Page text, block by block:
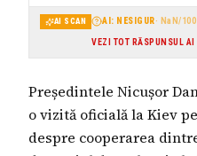
AI SCAN AI: NESIGUR· NaN/
VEZI TOT RĂSPUNSUL AI
Președintele Nicușor
o vizită oficială la Kiev
despre cooperarea